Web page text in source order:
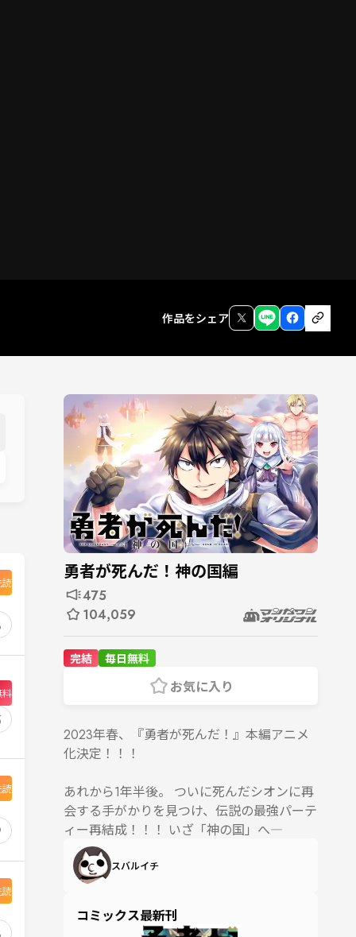
作品をシェア
読
料
読
読
勇者が死んだ！神の国編
475
104,059
完結 毎日無料
お気に入り
2023年春、『勇者が死んだ！』本編アニメ
化決定！！！
あれから1年半後。 ついに死んだシオンに再
会する手がかりを見つけ、伝説の最強パーテ
ィー再結成！！！ いざ「神の国」へ―
スバルイチ
コミックス最新刊